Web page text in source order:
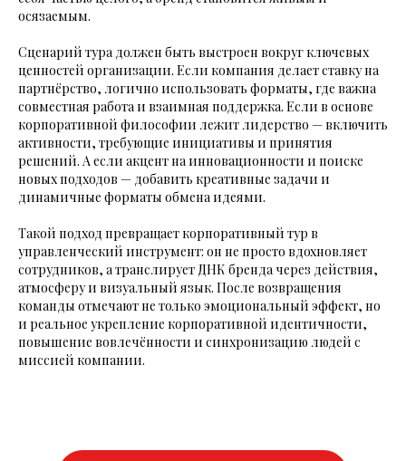
осязаемым.
Сценарий тура должен быть выстроен вокруг ключевых
ценностей организации. Если компания делает ставку на
партнёрство, логично использовать форматы, где важна
совместная работа и взаимная поддержка. Если в основе
корпоративной философии лежит лидерство — включить
активности, требующие инициативы и принятия
решений. А если акцент на инновационности и поиске
новых подходов — добавить креативные задачи и
динамичные форматы обмена идеями.
Такой подход превращает корпоративный тур в
управленческий инструмент: он не просто вдохновляет
сотрудников, а транслирует ДНК бренда через действия,
атмосферу и визуальный язык. После возвращения
команды отмечают не только эмоциональный эффект, но
и реальное укрепление корпоративной идентичности,
повышение вовлечённости и синхронизацию людей с
миссией компании.